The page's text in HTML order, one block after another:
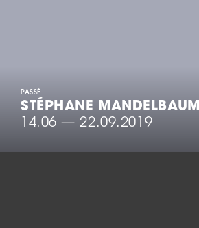
PASSÉ
STÉPHANE MANDELBAUM
14.06— 22.09.2019